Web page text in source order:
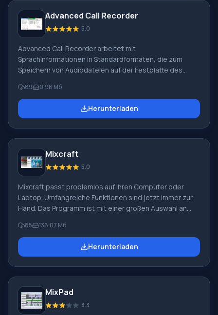
ausgerichtet. Das Programm erfordert keine sehr hohen
Fähigkeiten des Computers, auf dem
Advanced Call Recorder
5.0
Advanced Call Recorder arbeitet mit
Sprachinformationen in Standardformaten, die zum
Speichern von Audiodateien auf der Festplatte des
kann in Echtzeit und im versteckten Modus betrieben
werden. Zum Starten des Programms ist ein Modem mit
Mikrofon erforderlich. Letzteres Gerät ermöglicht es der
Audiosignalen, die im Prozess übertragen werden
89 0.98 Мб
Herunterladen
Mixcraft
5.0
Mixcraft passt problemlos auf Ihren Computer oder
Laptop. Umfangreiche Funktionen sind jetzt immer zur
Hand. Das Programm ist mit einer großen Auswahl an
einem hervorragenden Track-Editor ausgestattet. Das
gleichzeitige Arbeiten mit mehreren Spuren, deren
Mischen, Bearbeiten und Mastern ermöglicht es Ihnen,
Instrumenten. Bassgitarre, Leadgitarre, P
85 136.07 Мб
Herunterladen
MixPad
3.3